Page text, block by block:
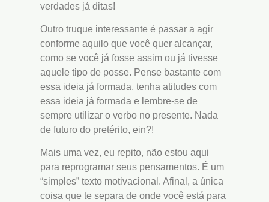
verdades já ditas!
Outro truque interessante é passar a agir
conforme aquilo que você quer alcançar,
como se você já fosse assim ou já tivesse
aquele tipo de posse. Pense bastante com
essa ideia já formada, tenha atitudes com
essa ideia já formada e lembre-se de
sempre utilizar o verbo no presente. Nada
de futuro do pretérito, ein?!
Mais uma vez, eu repito, não estou aqui
para reprogramar seus pensamentos. É um
“simples” texto motivacional. Afinal, a única
coisa que te separa de onde você está para